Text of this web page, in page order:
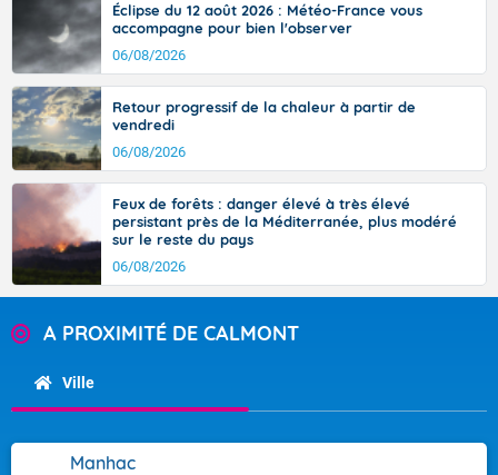
Éclipse du 12 août 2026 : Météo-France vous
accompagne pour bien l'observer
06/08/2026
Retour progressif de la chaleur à partir de
vendredi
06/08/2026
Feux de forêts : danger élevé à très élevé
persistant près de la Méditerranée, plus modéré
sur le reste du pays
06/08/2026
A PROXIMITÉ DE CALMONT
Ville
Manhac